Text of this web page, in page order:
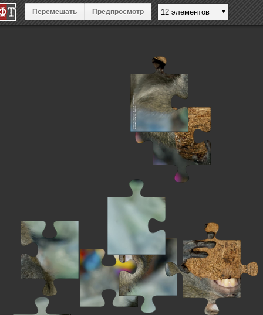
Перемешать Предпросмотр